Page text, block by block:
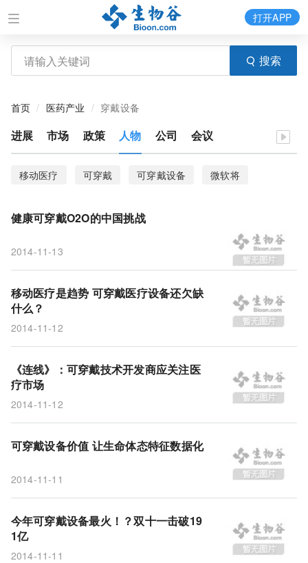
搜索
打开APP
首页 医药产业 穿戴设备
进展 市场 政策 人物 公司 会议
移动医疗 可穿戴 可穿戴设备
微软将
大数据
健康可穿戴O2O的中国挑战
2014-11-13
移动医疗是趋势 可穿戴医疗设备还欠缺
什么？
2014-11-12
《连线》：可穿戴技术开发商应关注医
疗市场
2014-11-12
可穿戴设备价值 让生命体态特征数据化
2014-11-11
今年可穿戴设备最火！？双十一击破19
1亿
2014-11-11